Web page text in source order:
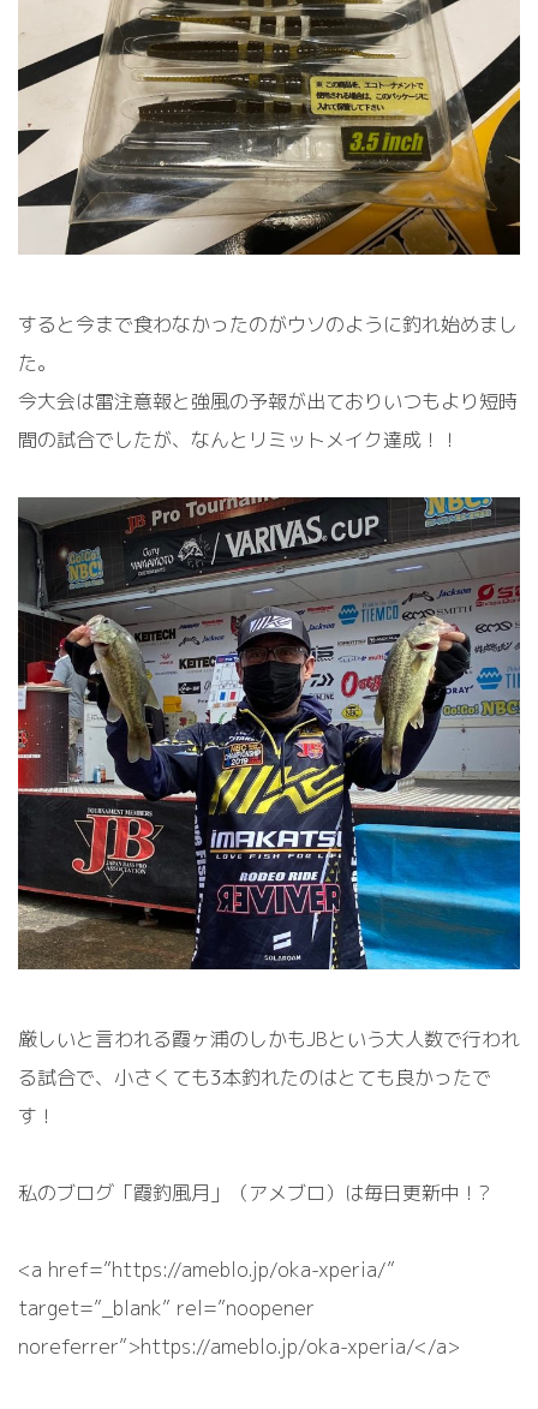
すると今まで食わなかったのがウソのように釣れ始めまし
た。
今大会は雷注意報と強風の予報が出ておりいつもより短時
間の試合でしたが、なんとリミットメイク達成！！
厳しいと言われる霞ヶ浦のしかもJBという大人数で行われ
る試合で、小さくても3本釣れたのはとても良かったで
す！
私のブログ「霞釣風月」（アメブロ）は毎日更新中！?
<a href=”https://ameblo.jp/oka-xperia/”
target=”_blank” rel=”noopener
noreferrer”>https://ameblo.jp/oka-xperia/</a>